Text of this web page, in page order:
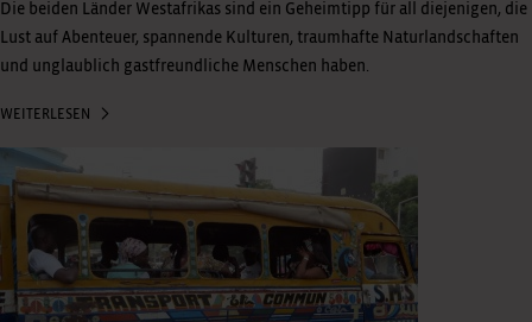
Die beiden Länder Westafrikas sind ein Geheimtipp für all diejenigen, die
Lust auf Abenteuer, spannende Kulturen, traumhafte Naturlandschaften
und unglaublich gastfreundliche Menschen haben.
WEITERLESEN